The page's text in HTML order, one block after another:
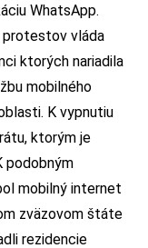
WhatsApp.
protestov vláda
ktorých nariadila
mobilného
K vypnutiu
ktorým je
podobným
mobilný internet
zväzovom štáte
rezidencie